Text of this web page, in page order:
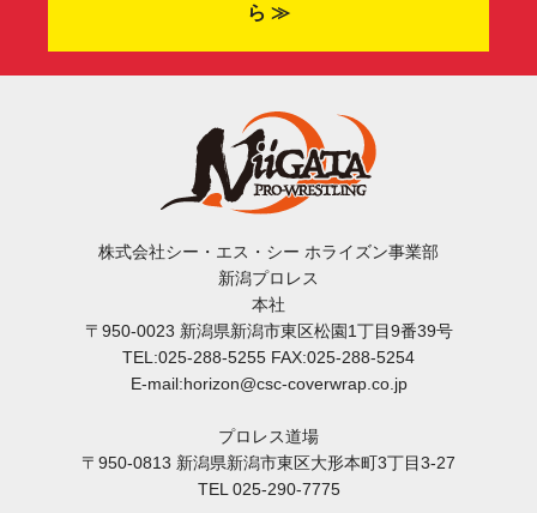
ら ≫
株式会社シー・エス・シー ホライズン事業部
新潟プロレス
本社
〒950-0023 新潟県新潟市東区松園1丁目9番39号
TEL:025-288-5255 FAX:025-288-5254
E-mail:horizon@csc-coverwrap.co.jp
プロレス道場
〒950-0813 新潟県新潟市東区大形本町3丁目3-27
TEL 025-290-7775